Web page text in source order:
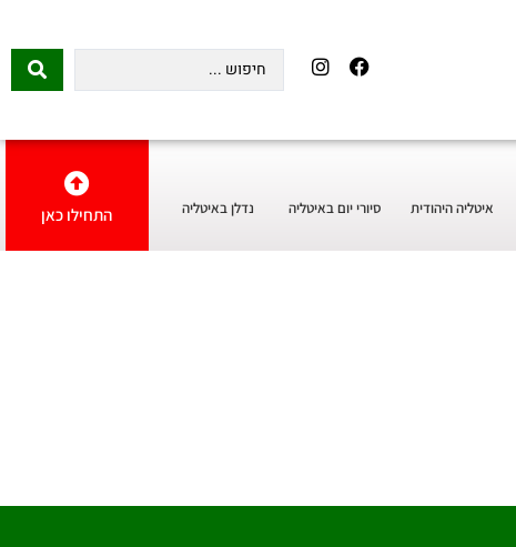
איטליה היהודית סיורי יום באיטליה נדלן באיטליה התחילו כאן